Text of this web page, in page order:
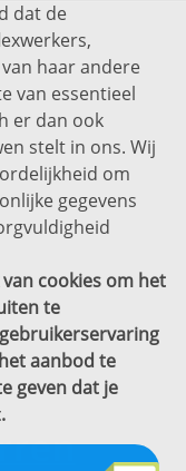
dat de
haar andere
van essentieel
er dan ook
stelt in ons. Wij
om
gegevens
cookies om het
te
aanbod te
geven dat je
.